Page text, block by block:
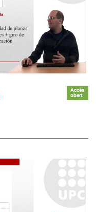
Accés
obert